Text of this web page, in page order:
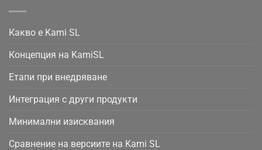
Какво е Kami SL
Концепция на KamiSL
Етапи при внедряване
Интеграция с други продукти
Минимални изисквания
Сравнение на версиите на Kami SL